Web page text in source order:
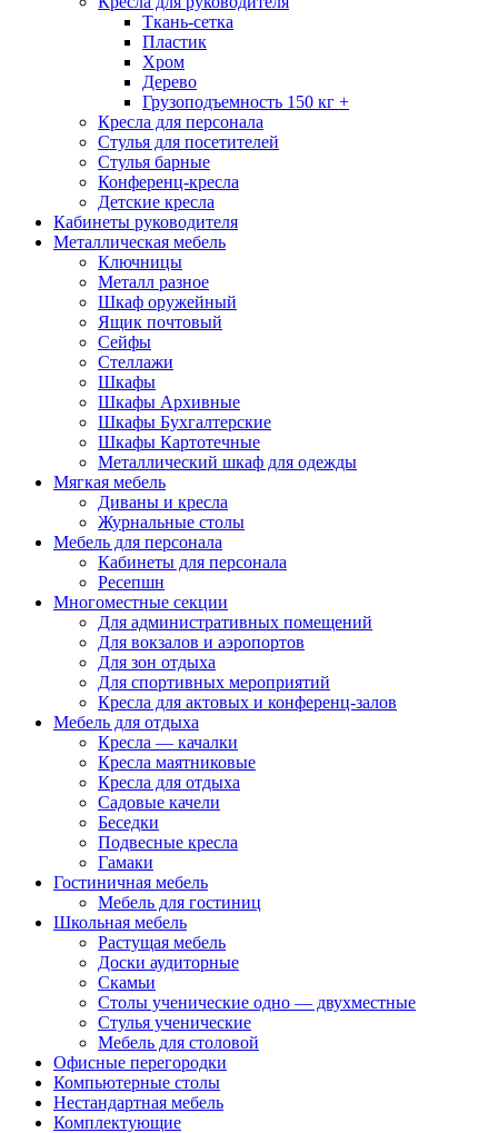
Ткань-сетка
Пластик
Хром
Дерево
Грузоподъемность 150 кг +
Кресла для персонала
Стулья для посетителей
Стулья барные
Конференц-кресла
Детские кресла
Кабинеты руководителя
Металлическая мебель
Ключницы
Металл разное
Шкаф оружейный
Ящик почтовый
Сейфы
Стеллажи
Шкафы
Шкафы Архивные
Шкафы Бухгалтерские
Шкафы Картотечные
Металлический шкаф для одежды
Мягкая мебель
Диваны и кресла
Журнальные столы
Мебель для персонала
Кабинеты для персонала
Ресепшн
Многоместные секции
Для административных помещений
Для вокзалов и аэропортов
Для зон отдыха
Для спортивных мероприятий
Кресла для актовых и конференц-залов
Мебель для отдыха
Кресла — качалки
Кресла маятниковые
Кресла для отдыха
Садовые качели
Беседки
Подвесные кресла
Гамаки
Гостиничная мебель
Мебель для гостиниц
Школьная мебель
Растущая мебель
Доски аудиторные
Скамьи
Столы ученические одно — двухместные
Стулья ученические
Мебель для столовой
Офисные перегородки
Компьютерные столы
Нестандартная мебель
Комплектующие